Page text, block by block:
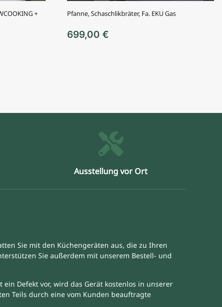
+
Pfanne, Schaschlikbräter, Fa. EKU Gas
699,00 €
Ausstellung vor Ort
Sie mit den Küchengeräten aus, die zu Ihren
Sie außerdem mit unserem Bestell- und
Defekt vor, wird das Gerät kostenlos in unserer
Teils durch eine vom Kunden beauftragte